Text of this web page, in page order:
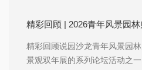
精彩回顾 | 2026青年风景园林
精彩回顾说园沙龙青年风景园
景观双年展的系列论坛活动之一